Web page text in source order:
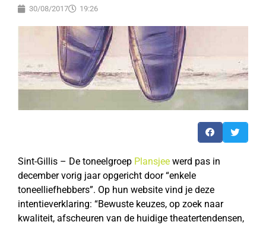
30/08/2017 19:26
Sint-Gillis – De toneelgroep Plansjee werd pas in
december vorig jaar opgericht door “enkele
toneelliefhebbers”. Op hun website vind je deze
intentieverklaring: “Bewuste keuzes, op zoek naar
kwaliteit, afscheuren van de huidige theatertendensen,